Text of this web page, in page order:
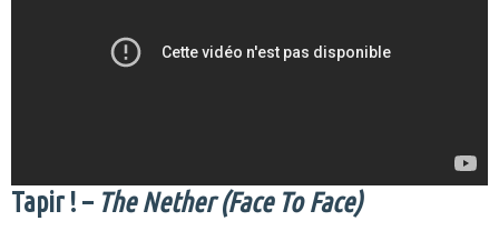
Tapir ! – The Nether (Face To Face)